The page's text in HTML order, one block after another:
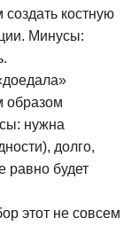
создать костную
Минусы:
образом
нужна
долго,
равно будет
этот не совсем